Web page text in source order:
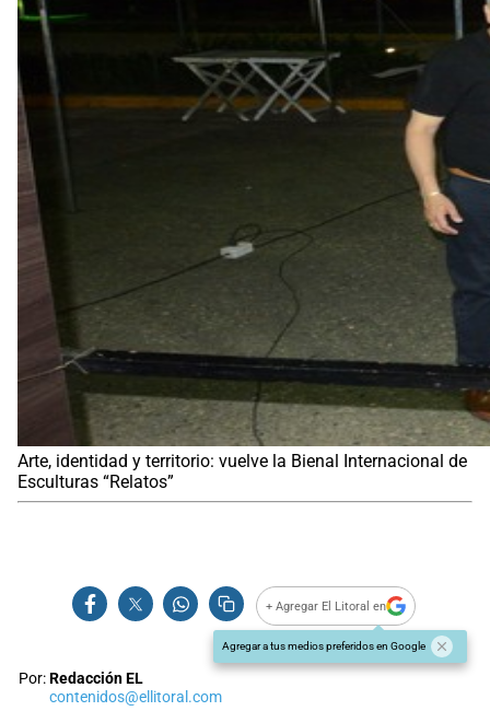
Arte, identidad y territorio: vuelve la Bienal Internacional de
Esculturas “Relatos”
+ Agregar El Litoral en
Agregar a tus medios preferidos en Google
Por:Redacción EL
contenidos@ellitoral.com